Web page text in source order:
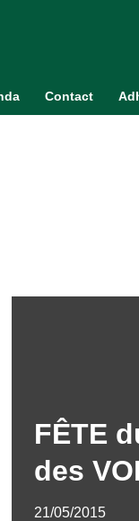
Contact
FÊTE
des
21/05/2015